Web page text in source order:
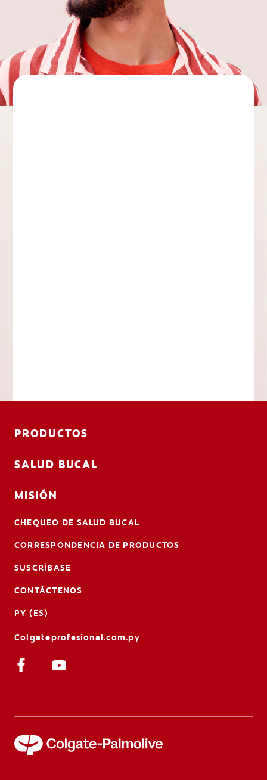
PRODUCTOS
SALUD BUCAL
MISIÓN
CHEQUEO DE SALUD BUCAL
CORRESPONDENCIA DE PRODUCTOS
SUSCRÍBASE
CONTÁCTENOS
PY (ES)
Colgateprofesional.com.py